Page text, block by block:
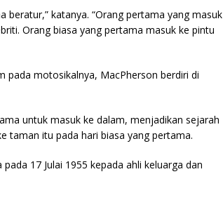
katanya. “Orang pertama yang masuk
Orang biasa yang pertama masuk ke pintu
pada motosikalnya, MacPherson berdiri di
untuk masuk ke dalam, menjadikan sejarah
taman itu pada hari biasa yang pertama.
17 Julai 1955 kepada ahli keluarga dan